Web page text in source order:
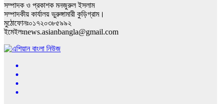
সম্পাদক ও প্রকাশক মনজুরুল ইসলাম
সম্পাদকীয় কার্যালয় ভুরুঙ্গামারী কুড়িগ্রাম।
মুঠোফোনঃ০১৭২০৩৮৫৯৯২
ইমেইলঃnews.asianbangla@gmail.com